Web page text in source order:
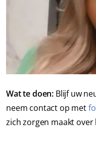
Wat te doen: Blijf uw
neem contact op met
zich zorgen maakt over